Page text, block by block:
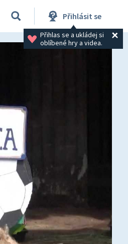
Přihlásit se
Přihlas se a ukládej si
oblíbené hry a videa.